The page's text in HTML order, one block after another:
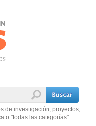
de investigación, proyectos,
o "todas las categorías".